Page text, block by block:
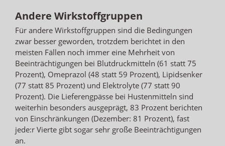
Andere Wirkstoffgruppen
Für andere Wirkstoffgruppen sind die Bedingungen
zwar besser geworden, trotzdem berichtet in den
meisten Fällen noch immer eine Mehrheit von
Beeinträchtigungen bei Blutdruckmitteln (61 statt 75
Prozent), Omeprazol (48 statt 59 Prozent), Lipidsenker
(77 statt 85 Prozent) und Elektrolyte (77 statt 90
Prozent). Die Lieferengpässe bei Hustenmitteln sind
weiterhin besonders ausgeprägt, 83 Prozent berichten
von Einschränkungen (Dezember: 81 Prozent), fast
jede:r Vierte gibt sogar sehr große Beeinträchtigungen
an.